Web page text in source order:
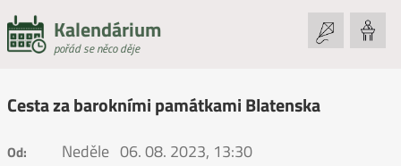
Kalendárium
pořád se něco děje
Cesta za barokními památkami Blatenska
Od: Neděle 06. 08. 2023, 13:30